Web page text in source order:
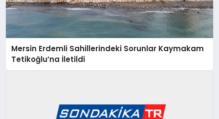
Mersin Erdemli Sahillerindeki Sorunlar Kaymakam
Tetikoğlu’na İletildi